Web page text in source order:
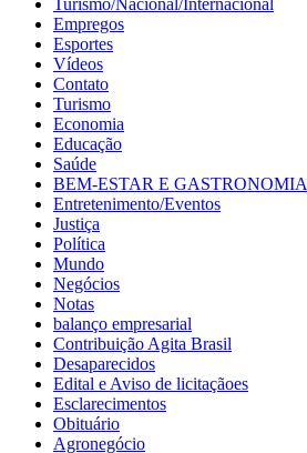
Turismo/Nacional/Internacional
Empregos
Esportes
Vídeos
Contato
Turismo
Economia
Educação
Saúde
BEM-ESTAR E GASTRONOMIA
Entretenimento/Eventos
Justiça
Política
Mundo
Negócios
Notas
balanço empresarial
Contribuição Agita Brasil
Desaparecidos
Edital e Aviso de licitaçãoes
Esclarecimentos
Obituário
Agronegócio